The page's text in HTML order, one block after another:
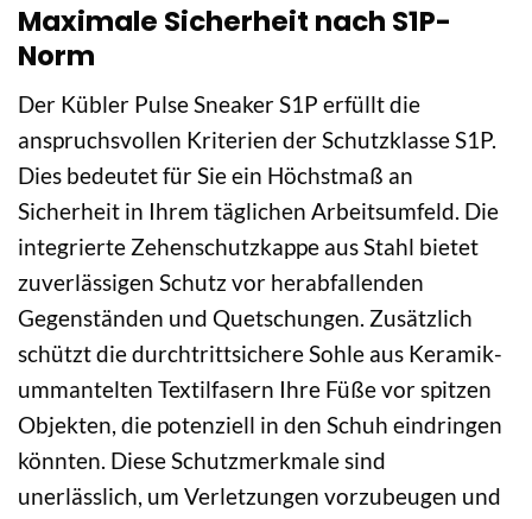
Maximale Sicherheit nach S1P-
Norm
Der Kübler Pulse Sneaker S1P erfüllt die
anspruchsvollen Kriterien der Schutzklasse S1P.
Dies bedeutet für Sie ein Höchstmaß an
Sicherheit in Ihrem täglichen Arbeitsumfeld. Die
integrierte Zehenschutzkappe aus Stahl bietet
zuverlässigen Schutz vor herabfallenden
Gegenständen und Quetschungen. Zusätzlich
schützt die durchtrittsichere Sohle aus Keramik-
ummantelten Textilfasern Ihre Füße vor spitzen
Objekten, die potenziell in den Schuh eindringen
könnten. Diese Schutzmerkmale sind
unerlässlich, um Verletzungen vorzubeugen und